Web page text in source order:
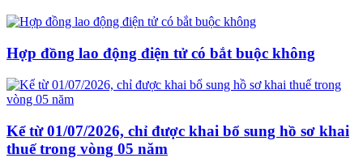
Hợp đồng lao động điện tử có bắt buộc không
Kể từ 01/07/2026, chỉ được khai bổ sung hồ sơ khai
thuế trong vòng 05 năm